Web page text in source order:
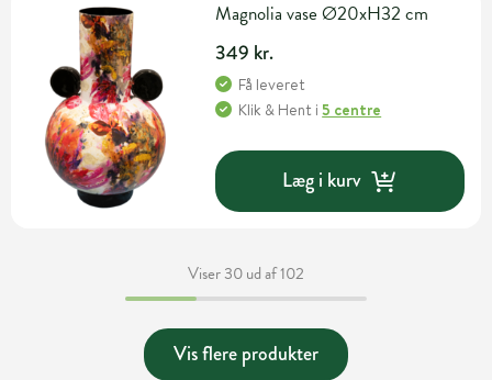
Magnolia vase Ø20xH32 cm
349 kr.
Få leveret
Klik & Hent i5 centre
Læg i kurv
Viser 30 ud af 102
Vis flere produkter